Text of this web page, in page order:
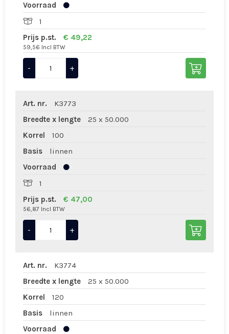
Voorraad
1
Prijs p.st.
€ 49,22
59,56 Incl BTW
- +
Art. nr.
K3773
Breedte x lengte
25 x 50.000
Korrel
100
Basis
linnen
Voorraad
1
Prijs p.st.
€ 47,00
56,87 Incl BTW
- +
Art. nr.
K3774
Breedte x lengte
25 x 50.000
Korrel
120
Basis
linnen
Voorraad